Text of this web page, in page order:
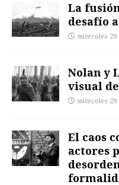
La
desafío
miércoles 29
Nolan y
visual
miércoles 29
El caos
actores